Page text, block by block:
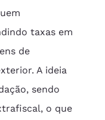
taxas em
de
A ideia
sendo
o que